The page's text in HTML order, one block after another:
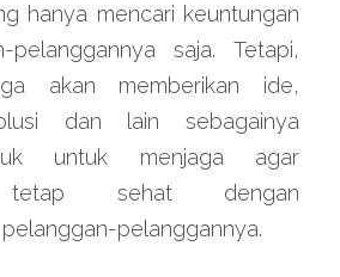
hanya mencari keuntungan
pelanggannya saja. Tetapi,
akan memberikan ide,
dan lain sebagainya
untuk menjaga agar
tetap sehat dengan
pelanggannya.